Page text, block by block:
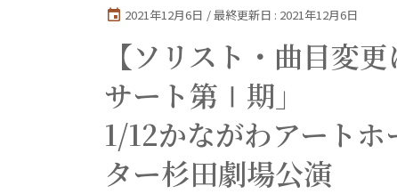
2021年12月6日 / 最終更新日 : 2021年12月6日
【ソリスト・曲目変
サート第Ⅰ期」
1/12かながわアート
ター杉田劇場公演